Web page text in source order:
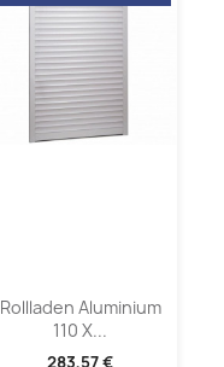
Rollladen Aluminium
110 X...
283,57 €